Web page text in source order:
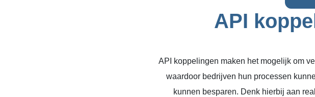
API
API koppelingen maken het mogelijk om
waardoor bedrijven hun processen
kunnen besparen. Denk hierbij aan